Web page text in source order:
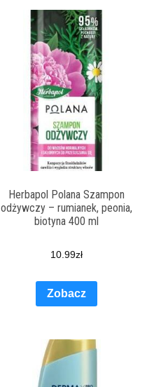
Herbapol Polana Szampon
odżywczy – rumianek, peonia,
biotyna 400 ml
10.99zł
Zobacz